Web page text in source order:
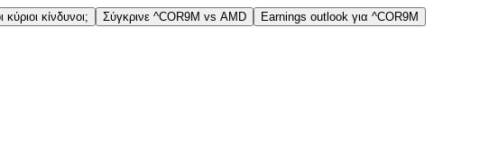
κύριοι κίνδυνοι; Σύγκρινε ^COR9M vs AMD Earnings outlook για ^COR9M